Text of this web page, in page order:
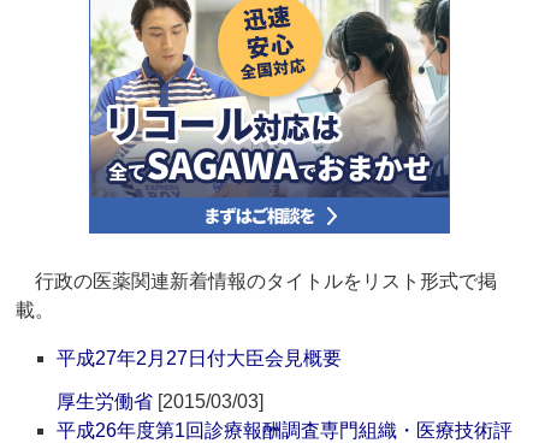
行政の医薬関連新着情報のタイトルをリスト形式で掲
載。
平成27年2月27日付大臣会見概要
厚生労働省 [2015/03/03]
平成26年度第1回診療報酬調査専門組織・医療技術評